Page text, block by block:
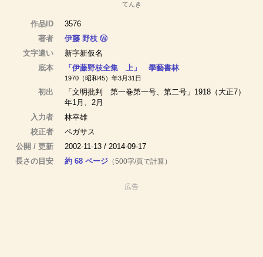
てんき
作品ID
3576
著者
伊藤 野枝 Ⓦ
文字遣い
新字新仮名
底本
「伊藤野枝全集 上」 學藝書林
1970（昭和45）年3月31日
初出
「文明批判 第一巻第一号、第二号」1918（大正7）
年1月、2月
入力者
林幸雄
校正者
ペガサス
公開 / 更新
2002-11-13 / 2014-09-17
長さの目安
約 68 ページ （500字/頁で計算）
広告